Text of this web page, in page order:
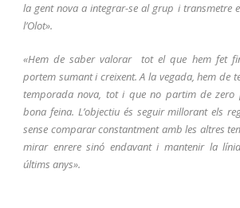
la gent nova a integrar-se al grup i transmetre
l’Olot».
«Hem de saber valorar tot el que hem fet
portem sumant i creixent. A la vegada, hem de
temporada nova, tot i que no partim de zero
bona feina. L’objectiu és seguir millorant els
sense comparar constantment amb les altres
mirar enrere sinó endavant i mantenir la
últims anys».